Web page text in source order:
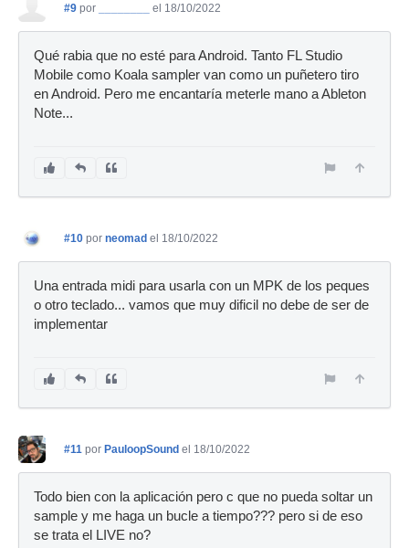
#9 por el 18/10/2022
Qué rabia que no esté para Android. Tanto FL Studio
Mobile como Koala sampler van como un puñetero tiro
en Android. Pero me encantaría meterle mano a Ableton
Note...
#10 por neomad el 18/10/2022
Una entrada midi para usarla con un MPK de los peques
o otro teclado... vamos que muy dificil no debe de ser de
implementar
#11 por PauloopSound el 18/10/2022
Todo bien con la aplicación pero c que no pueda soltar un
sample y me haga un bucle a tiempo??? pero si de eso
se trata el LIVE no?